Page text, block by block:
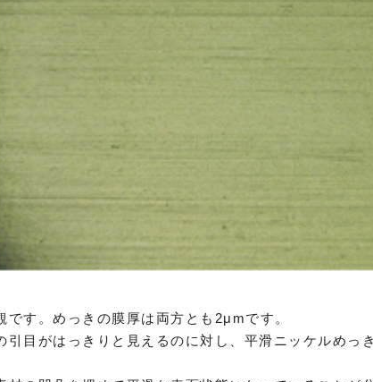
す。めっきの膜厚は両方とも2μmです。
目がはっきりと見えるのに対し、平滑ニッケルめっ